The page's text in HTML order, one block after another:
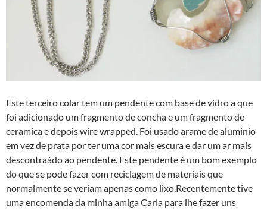
Este terceiro colar tem um pendente com base de vidro a que
foi adicionado um fragmento de concha e um fragmento de
ceramica e depois wire wrapped. Foi usado arame de aluminio
em vez de prata por ter uma cor mais escura e dar um ar mais
descontraà­do ao pendente. Este pendente é um bom exemplo
do que se pode fazer com reciclagem de materiais que
normalmente se veriam apenas como lixo.Recentemente tive
uma encomenda da minha amiga Carla para lhe fazer uns